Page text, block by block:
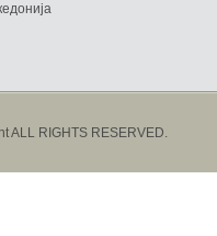
ALL RIGHTS RESERVED.